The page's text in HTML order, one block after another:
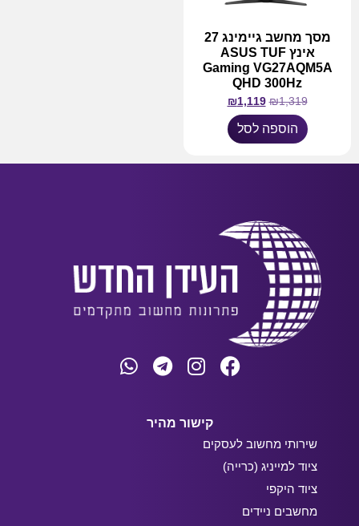
מסך מחשב גיימינג 27
אינץ ASUS TUF
Gaming VG27AQM5A
QHD 300Hz
₪1,319
₪1,119
הוספה לסל
קישור מהיר
שירותי מחשוב לעסקים
ציוד למייניג (כרייה)
ציוד היקפי
מחשבים ניידים